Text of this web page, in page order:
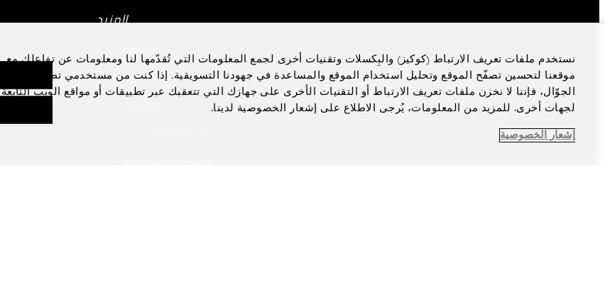
المزيد
اليخوت
نستخدم ملفات تعريف الارتباط (كوكيز) والبِكسلات وتقنيات أخرى لجمع المعلومات التي تُقدّمها لنا ومعلومات عن تفاعلك مع
موقعنا لتحسين تصفّح الموقع وتحليل استخدام الموقع والمساعدة في جهودنا التسويقية. إذا كنت من مستخدمي تطبيق الهاتف
الجوّال، فإننا لا نخزن ملفات تعريف الارتباط أو التقنيات الأخرى على جهازك التي تتعقبك عبر تطبيقات أو مواقع الويب التابعة
لجهات أخرى. للمزيد من المعلومات، يُرجى الاطلاع على إشعار الخصوصية لدينا.
إشعار الخصوصية